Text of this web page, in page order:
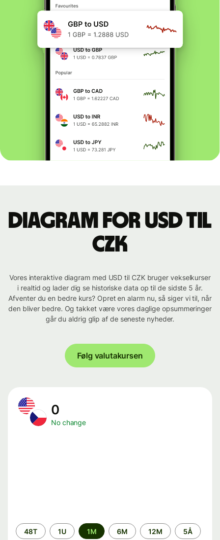
Diagram for USD til
CZK
Vores interaktive diagram med USD til CZK bruger vekselkurser
i realtid og lader dig se historiske data op til de sidste 5 år.
Afventer du en bedre kurs? Opret en alarm nu, så siger vi til, når
den bliver bedre. Og takket være vores daglige opsummeringer
går du aldrig glip af de seneste nyheder.
Følg valutakursen
0
No change
Time
period
48T 1U 1M 6M 12M 5Å